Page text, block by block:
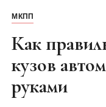
МКПП
Как
кузов
руками